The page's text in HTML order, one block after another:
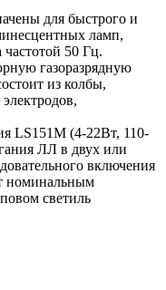
для быстрого и
ламп,
50 Гц.
газоразрядную
из колбы,
LS151M (4-22Вт, 110-
ЛЛ в двух или
включения
номинальным
светиль